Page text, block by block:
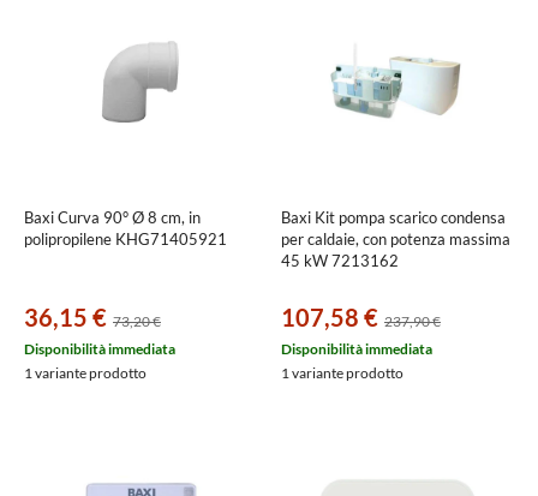
Baxi Curva 90° Ø 8 cm, in
polipropilene KHG71405921
36,15 € 73,20 €
Disponibilità immediata
1 variante prodotto
Baxi Kit pompa scarico condensa
per caldaie, con potenza massima
45 kW 7213162
107,58 € 237,90 €
Disponibilità immediata
1 variante prodotto